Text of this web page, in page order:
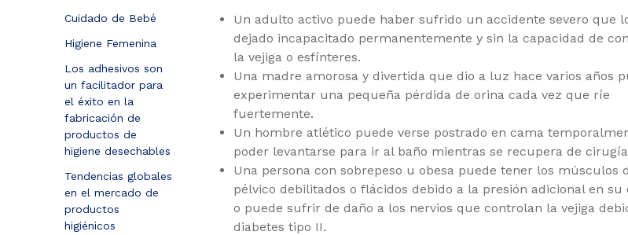
Cuidado de Bebé
Higiene Femenina
Los adhesivos son
un facilitador para
el éxito en la
fabricación de
productos de
higiene desechables
Tendencias globales
en el mercado de
productos
higiénicos
Un adulto activo puede haber sufrido un accidente severo que
dejado incapacitado permanentemente y sin la capacidad de
la vejiga o esfínteres.
Una madre amorosa y divertida que dio a luz hace varios años
experimentar una pequeña pérdida de orina cada vez que ríe
fuertemente.
Un hombre atlético puede verse postrado en cama
poder levantarse para ir al baño mientras se recupera de
Una persona con sobrepeso u obesa puede tener los músculos
pélvico debilitados o flácidos debido a la presión adicional en su
o puede sufrir de daño a los nervios que controlan la vejiga
diabetes tipo II.